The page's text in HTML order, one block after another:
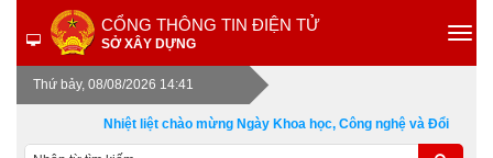
CỔNG THÔNG TIN ĐIỆN TỬ
SỞ XÂY DỰNG
Thứ bảy, 08/08/2026 14:41
Nhiệt liệt chào mừng Ngày Khoa học, Công nghệ và Đổi mới